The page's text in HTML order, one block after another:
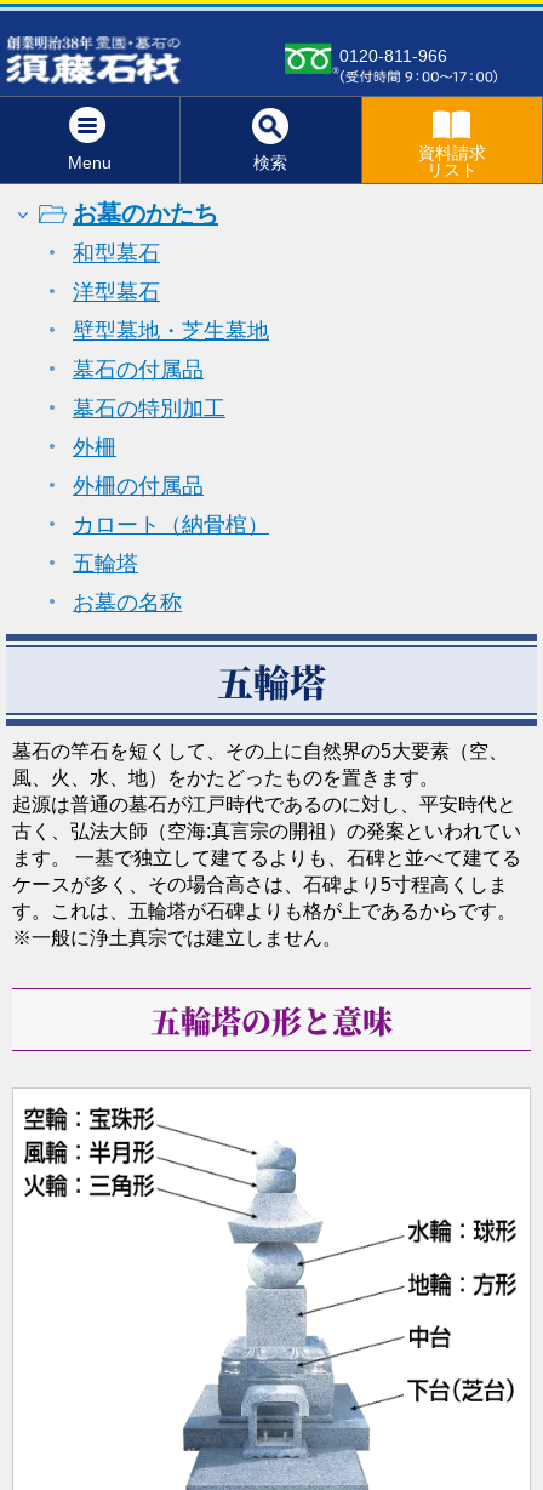
0120-811-966
Menu 検索
資料請求
リスト
お墓のかたち
和型墓石
洋型墓石
壁型墓地・芝生墓地
墓石の付属品
墓石の特別加工
外柵
外柵の付属品
カロート（納骨棺）
五輪塔
お墓の名称
五輪塔
墓石の竿石を短くして、その上に自然界の5大要素（空、
風、火、水、地）をかたどったものを置きます。
起源は普通の墓石が江戸時代であるのに対し、平安時代と
古く、弘法大師（空海:真言宗の開祖）の発案といわれてい
ます。 一基で独立して建てるよりも、石碑と並べて建てる
ケースが多く、その場合高さは、石碑より5寸程高くしま
す。これは、五輪塔が石碑よりも格が上であるからです。
※一般に浄土真宗では建立しません。
五輪塔の形と意味